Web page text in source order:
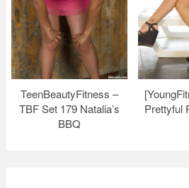
TeenBeautyFitness –
TBF Set 179 Natalia’s
BBQ
Prettyful